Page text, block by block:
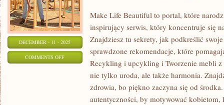
DECEMBER - 11 - 2025
COMMENTS OFFON
Make Life Beautiful to portal, które
inspirujący serwis, który koncentruje się
Znajdziesz tu sekrety, jak podkreślić
sprawdzone rekomendacje, które
Recykling i upcykling i Tworzenie mebli
nie tylko uroda, ale także harmonia.
zdrowia, bo piękno zaczyna się od
autentyczności, by motywować